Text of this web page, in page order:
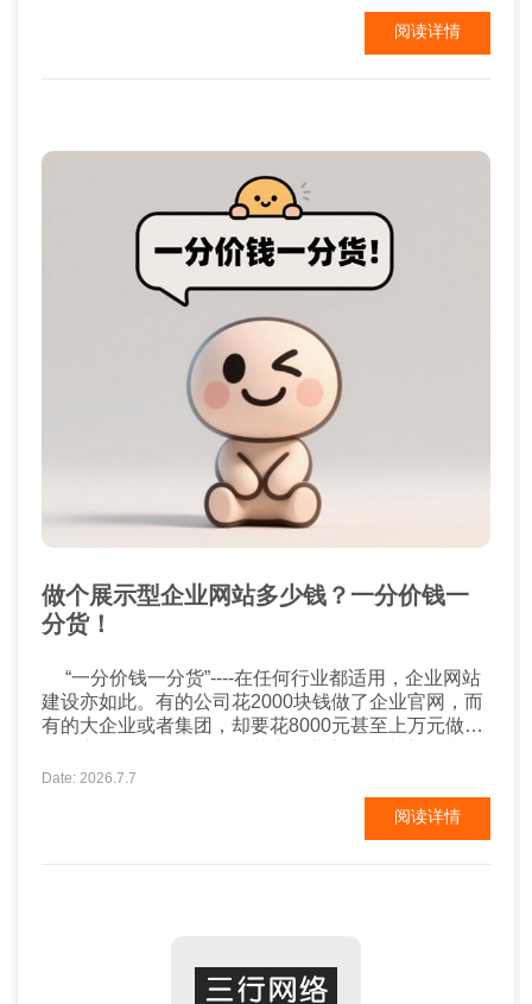
的类型了，需求量有多少，配置也需要考虑，费用多
少不一，不过一般正常的企业网站，空间费用差不多
阅读详情
做个展示型企业网站多少钱？一分价钱一
分货！
“一分价钱一分货”----在任何行业都适用，企业网站
建设亦如此。有的公司花2000块钱做了企业官网，而
有的大企业或者集团，却要花8000元甚至上万元做官
么几块，公司简介、产品中心、新闻中心、案例展示
等，差别不是特别的大。2000元的网站，无所谓设
计，把相关内容排列展示即可。而8000元的网站，需
要的不仅仅是简单的内容堆叠，企业的特色、优...
Date: 2026.7.7
阅读详情